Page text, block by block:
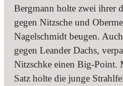
Bergmann holte zwei ihrer
gegen Nitzsche und
Nagelschmidt beugen.
gegen Leander Dachs,
Nitzschke einen Big-Point.
Satz holte die junge